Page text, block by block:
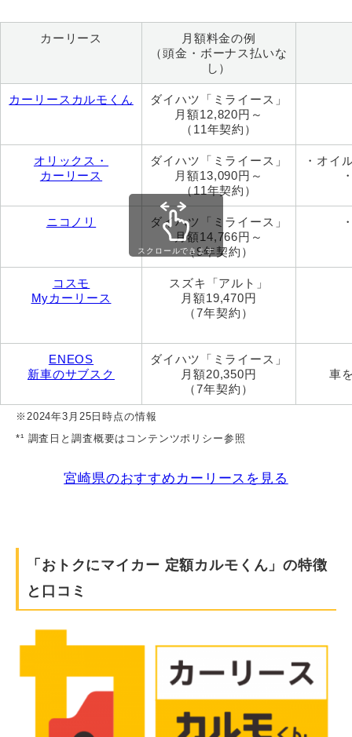
カーリース
月額料金の例
（頭金・ボーナス払いな
し）
カーリースカルモくん
ダイハツ「ミライース」
月額12,820円～
（11年契約）
オリックス・
カーリース
ダイハツ「ミライース」
月額13,090円～
（11年契約）
・オイ
ニコノリ
ダイハツ「ミライース」
月額14,766円～
（9年契約）
コスモ
Myカーリース
スズキ「アルト」
月額19,470円
（7年契約）
ENEOS
新車のサブスク
ダイハツ「ミライース」
月額20,350円
（7年契約）
車
スクロールできます
※2024年3月25日時点の情報
*¹ 調査日と調査概要はコンテンツポリシー参照
宮崎県のおすすめカーリースを見る
「おトクにマイカー 定額カルモくん」の特徴
と口コミ